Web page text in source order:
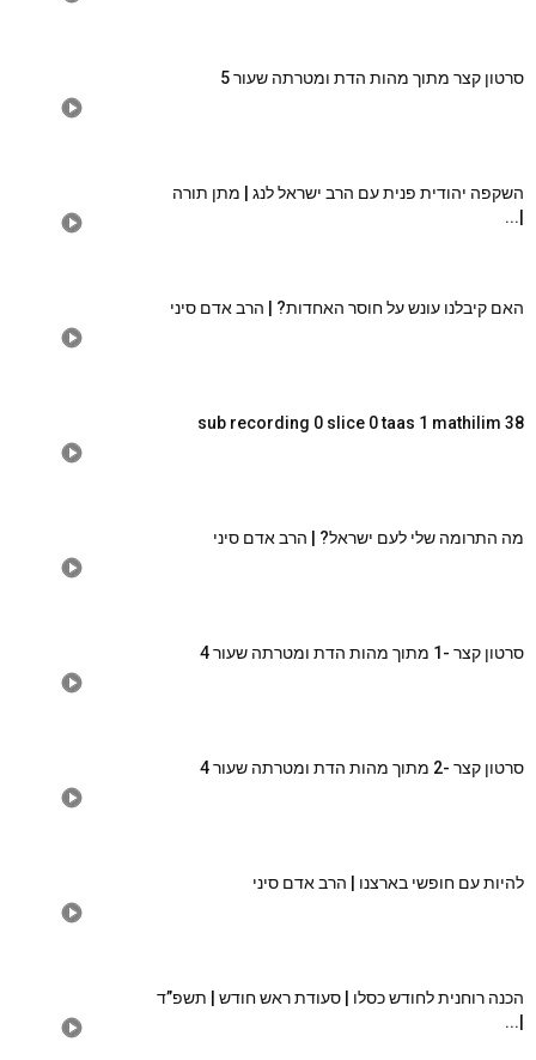
סרטון קצר מתוך מהות הדת ומטרתה שעור 5
השקפה יהודית פנית עם הרב ישראל לנג | מתן תורה
|...
האם קיבלנו עונש על חוסר האחדות? | הרב אדם סיני
sub recording 0 slice 0 taas 1 mathilim 38
מה התרומה שלי לעם ישראל? | הרב אדם סיני
סרטון קצר -1 מתוך מהות הדת ומטרתה שעור 4
סרטון קצר -2 מתוך מהות הדת ומטרתה שעור 4
להיות עם חופשי בארצנו | הרב אדם סיני
הכנה רוחנית לחודש כסלו | סעודת ראש חודש | תשפ”ד
|...